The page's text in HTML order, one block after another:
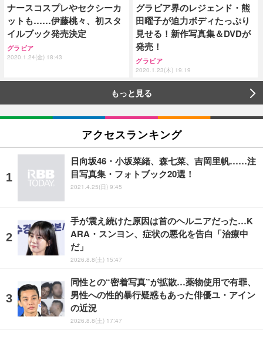
ナースコスプレやセクシーカ
ットも……伊藤桃々、初スタ
イルブック発売決定
グラビア
2020.1.24(金) 18:43
グラビア界のレジェンド・熊
田曜子が迫力ボディたっぷり
見せる！新作写真集＆DVDが
発売！
グラビア
2020.1.23(木) 19:19
もっと見る
アクセスランキング
日向坂46・小坂菜緒、森七菜、吉岡里帆……注
目写真集・フォトブック20選！
2021.4.25(日) 9:45
手が震え続けた原因は首のヘルニアだった…K
ARA・スンヨン、症状の悪化を告白「治療中
だ」
2026.8.8(土) 15:47
同性との“密着写真”が拡散…薬物使用で有罪、
男性への性的暴行疑惑もあった俳優ユ・アイン
の近況
2026.8.8(土) 17:47